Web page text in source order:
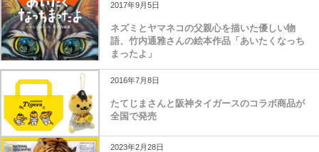
2017年9月5日
ネズミとヤマネコの父親心を描いた優しい物
語、竹内通雅さんの絵本作品「あいたくなっち
まったよ」
2016年7月8日
たてじまさんと阪神タイガースのコラボ商品が
全国で発売
2023年2月28日